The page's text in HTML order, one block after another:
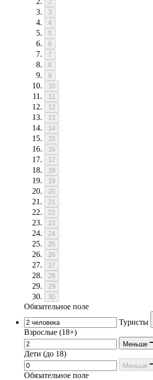
2
3
4
5
6
7
8
9
10
11
12
13
14
15
16
17
18
19
20
21
22
23
24
25
26
27
28
29
30
Обязательное поле
Туристы
Взрослые (18+)
Меньше
Дети (до 18)
Меньше
Обязательное поле